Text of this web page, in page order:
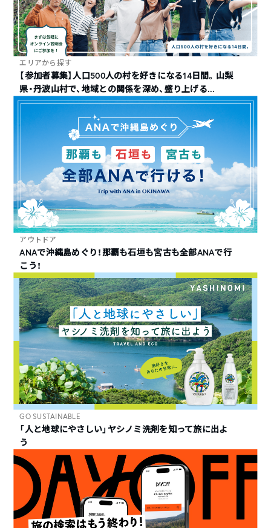
エリアから探す
【参加者募集】人口500人の村を好きになる14日間。山梨
県・丹波山村で、地域との関係を深め、盛り上げる...
アウトドア
ANAで沖縄島めぐり！那覇も石垣も宮古も全部ANAで行
こう！
GO SUSTAINABLE
「人と地球にやさしい」ヤシノミ洗剤を知って旅に出よ
う